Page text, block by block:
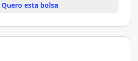
Quero esta bolsa